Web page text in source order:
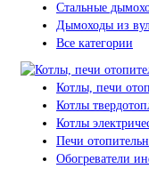
Стальные
Дымоходы из
Все категории
Котлы, печи
Котлы
Котлы
Печи
Обогреватели